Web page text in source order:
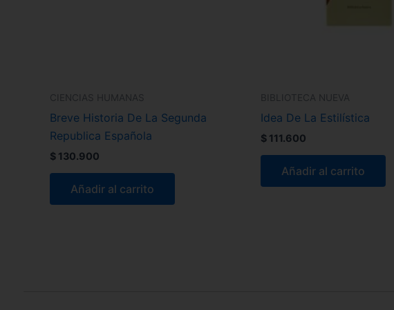
CIENCIAS HUMANAS
Breve Historia De La Segunda
Republica Española
$ 130.900
Añadir al carrito
BIBLIOTECA NUEVA
Idea De La Estilística
$ 111.600
Añadir al carrito